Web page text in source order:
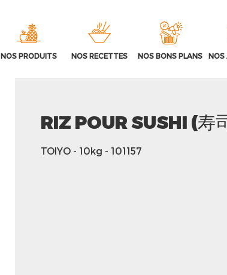
NOS PRODUITS NOS RECETTES NOS BONS PLANS NOS
RIZ POUR SUSHI (寿
TOIYO - 10kg - 101157